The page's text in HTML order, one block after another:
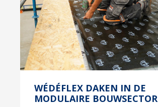
WÉDÉFLEX DAKEN IN DE
MODULAIRE BOUWSECTOR